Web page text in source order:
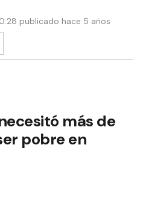
publicado hace 5 años
más de
pobre en